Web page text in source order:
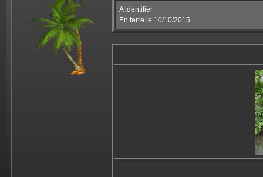
A identifier
En terre le 10/10/2015